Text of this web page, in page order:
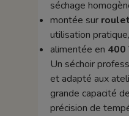
séchage
montée sur
utilisation pratique,
alimentée en 400
Un séchoir
et adapté aux
grande capacité
précision de